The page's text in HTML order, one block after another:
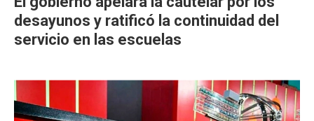
desayunos y ratificó la continuidad del
servicio en las escuelas